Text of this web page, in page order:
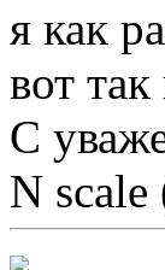
я как
вот
С
N